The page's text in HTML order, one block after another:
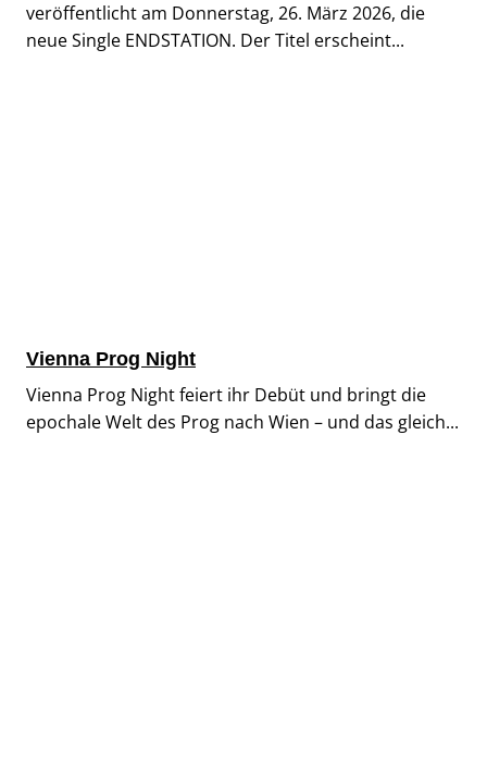
veröffentlicht am Donnerstag, 26. März 2026, die
neue Single ENDSTATION. Der Titel erscheint...
Vienna Prog Night
Vienna Prog Night feiert ihr Debüt und bringt die
epochale Welt des Prog nach Wien – und das gleich...